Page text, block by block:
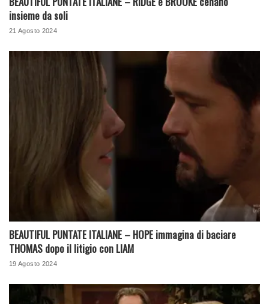
insieme da soli
21 Agosto 2024
BEAUTIFUL PUNTATE ITALIANE – HOPE immagina di baciare
THOMAS dopo il litigio con LIAM
19 Agosto 2024